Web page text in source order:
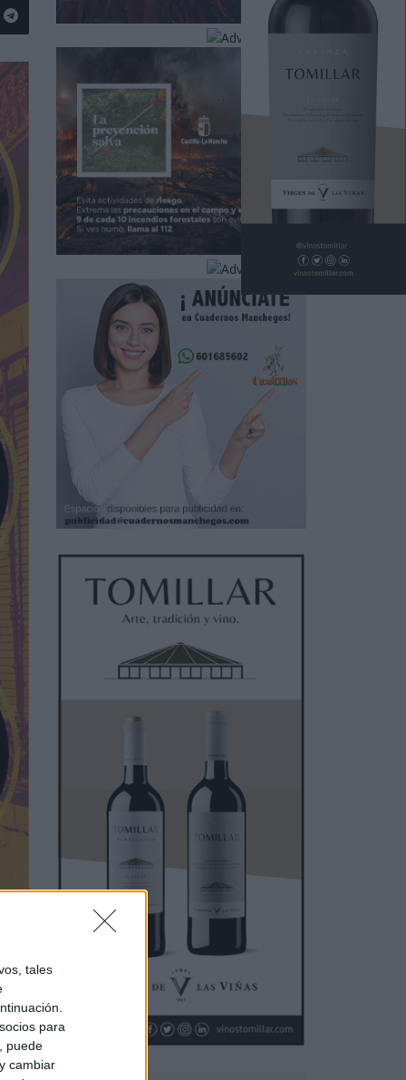
tales
para
puede
cambiar